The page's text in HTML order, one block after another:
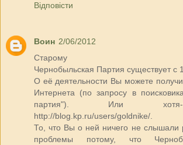
Відповісти
Воин 2/06/2012
Старому
Чернобыльская Партия существует с
О её деятельности Вы можете
Интернета (по запросу в
партия"). Или
http://blog.kp.ru/users/goldnike/.
То, что Вы о ней ничего не слышали
проблемы потому, что